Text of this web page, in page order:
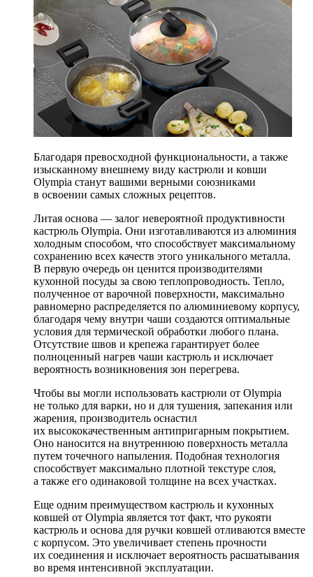
Благодаря превосходной функциональности, а также
изысканному внешнему виду кастрюли и ковши
Olympia станут вашими верными союзниками
в освоении самых сложных рецептов.
Литая основа — залог невероятной продуктивности
кастрюль Olympia. Они изготавливаются из алюминия
холодным способом, что способствует максимальному
сохранению всех качеств этого уникального металла.
В первую очередь он ценится производителями
кухонной посуды за свою теплопроводность. Тепло,
полученное от варочной поверхности, максимально
равномерно распределяется по алюминиевому корпусу,
благодаря чему внутри чаши создаются оптимальные
условия для термической обработки любого плана.
Отсутствие швов и крепежа гарантирует более
полноценный нагрев чаши кастрюль и исключает
вероятность возникновения зон перегрева.
Чтобы вы могли использовать кастрюли от Olympia
не только для варки, но и для тушения, запекания или
жарения, производитель оснастил
их высококачественным антипригарным покрытием.
Оно наносится на внутреннюю поверхность металла
путем точечного напыления. Подобная технология
способствует максимально плотной текстуре слоя,
а также его одинаковой толщине на всех участках.
Еще одним преимуществом кастрюль и кухонных
ковшей от Olympia является тот факт, что рукояти
кастрюль и основа для ручки ковшей отливаются вместе
с корпусом. Это увеличивает степень прочности
их соединения и исключает вероятность расшатывания
во время интенсивной эксплуатации.